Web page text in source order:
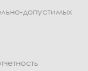
допустимых